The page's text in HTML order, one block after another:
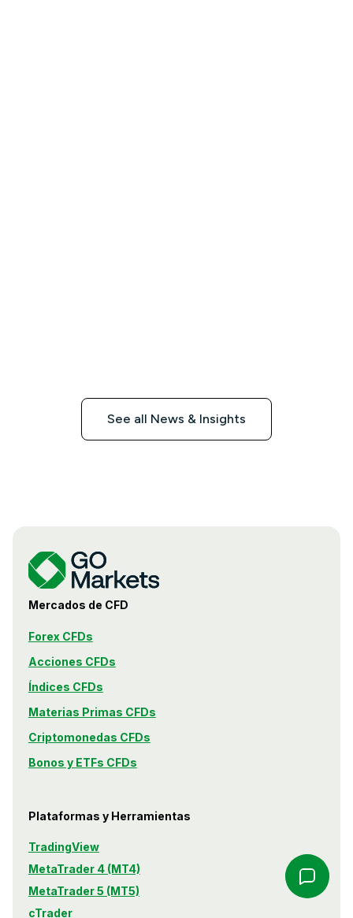
See all News & Insights
Mercados de CFD
Forex CFDs
Acciones CFDs
Índices CFDs
Materias Primas CFDs
Criptomonedas CFDs
Bonos y ETFs CFDs
Plataformas y Herramientas
TradingView
MetaTrader 4 (MT4)
MetaTrader 5 (MT5)
cTrader